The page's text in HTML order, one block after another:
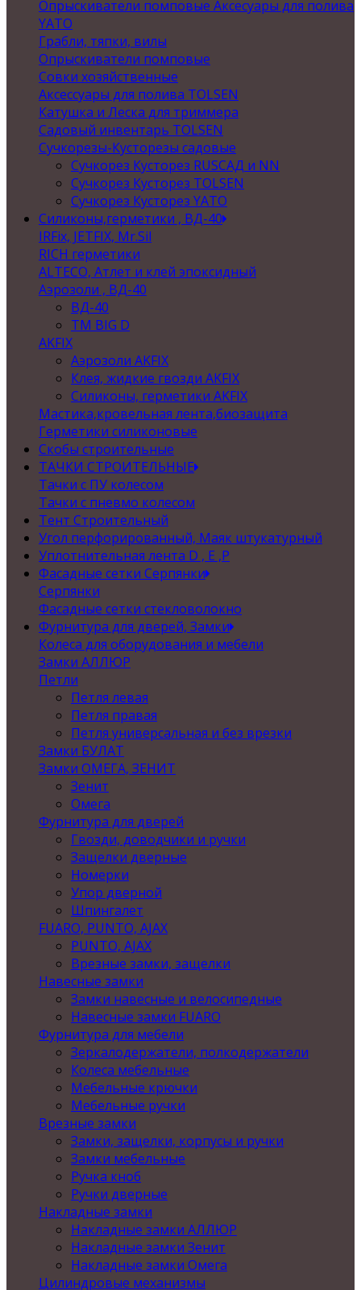
Опрыскиватели помповые Аксесуары для полива
YATO
Грабли, тяпки, вилы
Опрыскиватели помповые
Совки хозяйственные
Аксессуары для полива TOLSEN
Катушка и Леска для триммера
Садовый инвентарь TOLSEN
Сучкорезы-Кусторезы садовые
Сучкорез Кусторез RUSСАД и NN
Сучкорез Кусторез TOLSEN
Сучкорез Кусторез YATO
Силиконы,герметики , ВД-40
IRFix, JETFIX, Mr.Sil
RICH герметики
ALTECO, Атлет и клей эпоксидный
Аэрозоли , ВД-40
ВД-40
TM BIG D
AKFIX
Аэрозоли AKFIX
Клея, жидкие гвозди AKFIX
Силиконы, герметики AKFIX
Мастика,кровельная лента,биозащита
Герметики силиконовые
Скобы строительные
ТАЧКИ СТРОИТЕЛЬНЫЕ
Тачки с ПУ колесом
Тачки с пневмо колесом
Тент Строительный
Угол перфорированный, Маяк штукатурный
Уплотнительная лента D , Е ,P
Фасадные сетки Серпянки
Серпянки
Фасадные сетки стекловолокно
Фурнитура для дверей, Замки
Колеса для оборудования и мебели
Замки АЛЛЮР
Петли
Петля левая
Петля правая
Петля универсальная и без врезки
Замки БУЛАТ
Замки ОМЕГА, ЗЕНИТ
Зенит
Омега
Фурнитура для дверей
Гвозди, доводчики и ручки
Защелки дверные
Номерки
Упор дверной
Шпингалет
FUARO, PUNTO, AJAX
PUNTO, AJAX
Врезные замки, защелки
Навесные замки
Замки навесные и велосипедные
Навесные замки FUARO
Фурнитура для мебели
Зеркалодержатели, полкодержатели
Колеса мебельные
Мебельные крючки
Мебельные ручки
Врезные замки
Замки, защелки, корпусы и ручки
Замки мебельные
Ручка кноб
Ручки дверные
Накладные замки
Накладные замки АЛЛЮР
Накладные замки Зенит
Накладные замки Омега
Цилиндровые механизмы